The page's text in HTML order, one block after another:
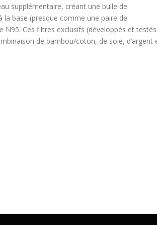
supplémentaire, créant une bulle de
base (presque comme une paire de
Ces filtres exclusifs (développés et testés
de bambou/coton, de soie, d’argent